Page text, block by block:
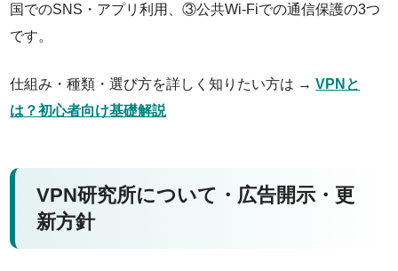
国でのSNS・アプリ利用、③公共Wi-Fiでの通信保護の3つ
です。
仕組み・種類・選び方を詳しく知りたい方は →VPNと
は？初心者向け基礎解説
VPN研究所について・広告開示・更
新方針